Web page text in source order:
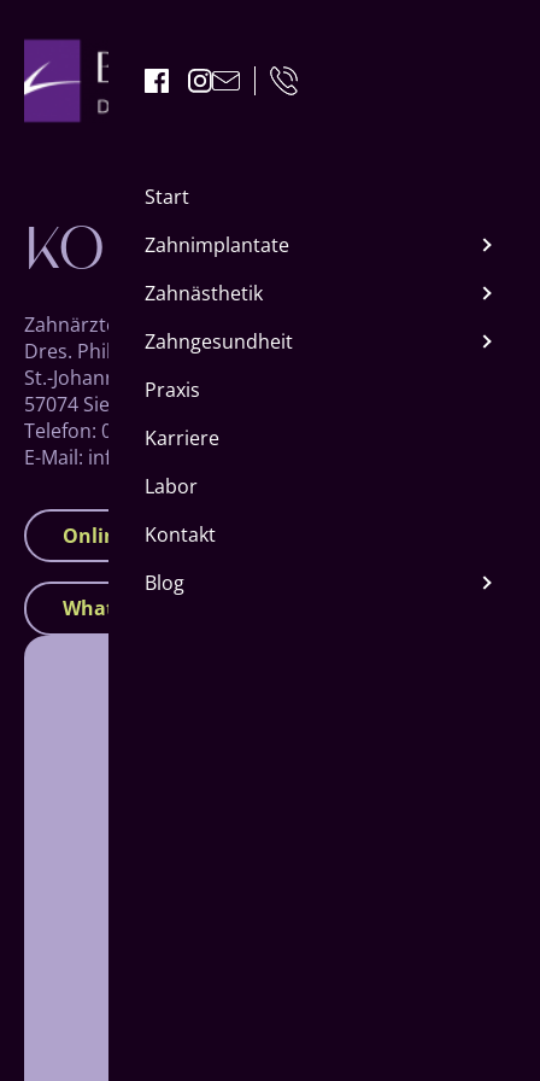
KONTAKT
Zahnärzte Baumgarten
Dres. Philipp und Kristina Baumgarten
St.-Johann-Straße 27
57074 Siegen
Telefon: 0271 83723
E-Mail: info@zahnaerzte-baumgarten.de
Online-Terminbuchung
WhatsApp
Start
Zahnimplantate
Zahnästhetik
Zahngesundheit
Praxis
Karriere
Labor
Kontakt
Blog